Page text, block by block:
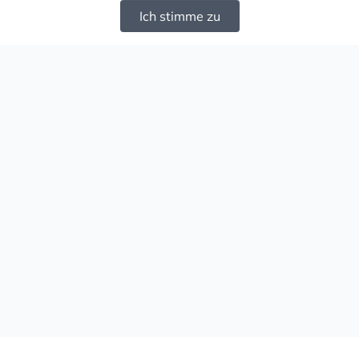
Ich stimme zu